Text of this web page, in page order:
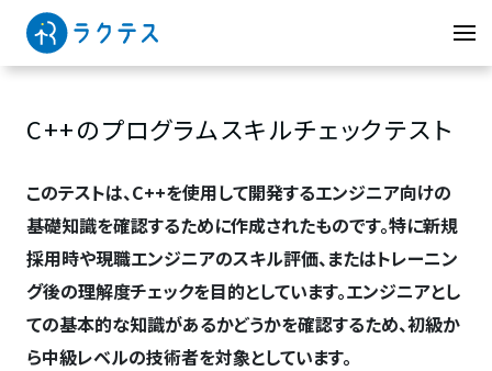
C++のプログラムスキルチェックテスト
このテストは、C++を使用して開発するエンジニア向けの
基礎知識を確認するために作成されたものです。特に新規
採用時や現職エンジニアのスキル評価、またはトレーニン
グ後の理解度チェックを目的としています。エンジニアとし
ての基本的な知識があるかどうかを確認するため、初級か
ら中級レベルの技術者を対象としています。